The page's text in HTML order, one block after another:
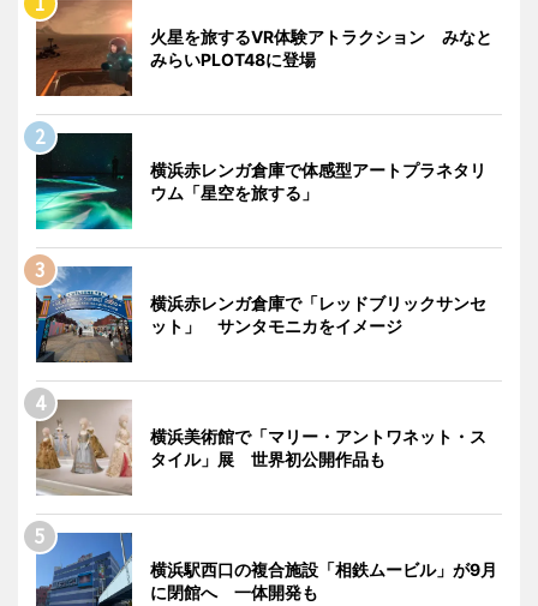
火星を旅するVR体験アトラクション みなと
みらいPLOT48に登場
横浜赤レンガ倉庫で体感型アートプラネタリ
ウム「星空を旅する」
横浜赤レンガ倉庫で「レッドブリックサンセ
ット」 サンタモニカをイメージ
横浜美術館で「マリー・アントワネット・ス
タイル」展 世界初公開作品も
横浜駅西口の複合施設「相鉄ムービル」が9月
に閉館へ 一体開発も